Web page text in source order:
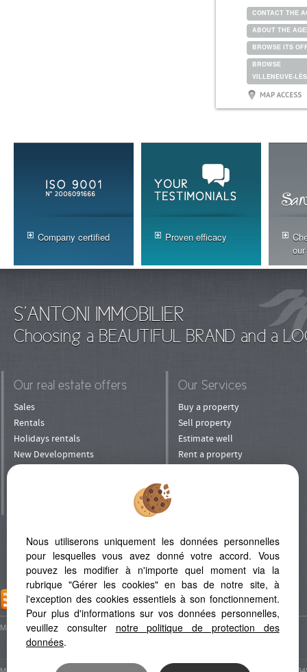
CONTACT THE
ABOUT THE
BROWSE ITS
BROWSE
VILLENEUVE-
Company certified Proven efficacy
S'ANTONI IMMOBILIER
Choosing a BEAUTIFUL BRAND and a
Our real estate offers
Sales
Rentals
Holidays rentals
New Developments
Shops
Our Services
Buy a property
Sell property
Estimate well
Rent a property
Refer a Friend
ADD TO FAVORITES
Map Legal Notice
Marseillan Plage (34340) Le Grau D'agde (34300) Beziers
Nous utiliserons uniquement les données personnelles
pour lesquelles vous avez donné votre accord. Vous
pouvez les modifier à n'importe quel moment via la
rubrique "Gérer les cookies" en bas de notre site, à
l'exception des cookies essentiels à son fonctionnement.
Pour plus d'informations sur vos données personnelles,
veuillez consulter notre politique de protection des
données.